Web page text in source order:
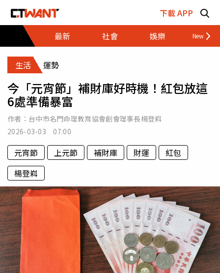
下載 APP
最新
社會 娛樂 財經
生活 運勢
今「元宵節」補財庫好時機！紅包放這
6處準備暴富
作者： 台中市名門命理教育協會創會理事長楊登嵙
2026-03-03 07:00
元宵節 上元節 補財庫 財運
紅包
楊登嵙